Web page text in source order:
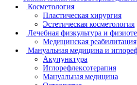
Косметология
Пластическая хирургия
Эстетическая косметология
Лечебная физкультура и
Медицинская реабилитация
Мануальная медицина и
Акупунктура
Иглорефлексотерапия
Мануальная медицина